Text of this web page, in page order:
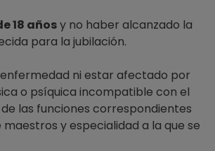
18 añosy no haber alcanzado la
para la jubilación.
ni estar afectado por
o psíquica incompatible con el
las funciones correspondientes
y especialidad a la que se